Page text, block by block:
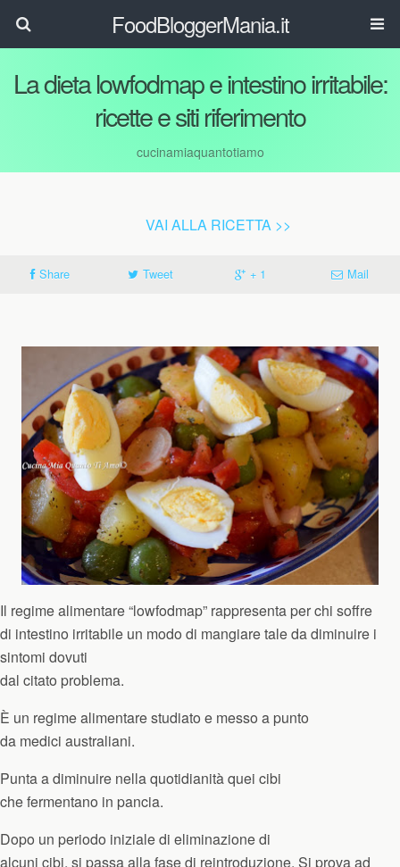
FoodBloggerMania.it
La dieta lowfodmap e intestino irritabile:
ricette e siti riferimento
cucinamiaquantotiamo
VAI ALLA RICETTA >>
Share Tweet + 1 Mail
Il regime alimentare “lowfodmap” rappresenta per chi soffre
di intestino irritabile un modo di mangiare tale da diminuire i
sintomi dovuti
dal citato problema.
È un regime alimentare studiato e messo a punto
da medici australiani.
Punta a diminuire nella quotidianità quei cibi
che fermentano in pancia.
Dopo un periodo iniziale di eliminazione di
alcuni cibi, si passa alla fase di reintroduzione. Si prova ad